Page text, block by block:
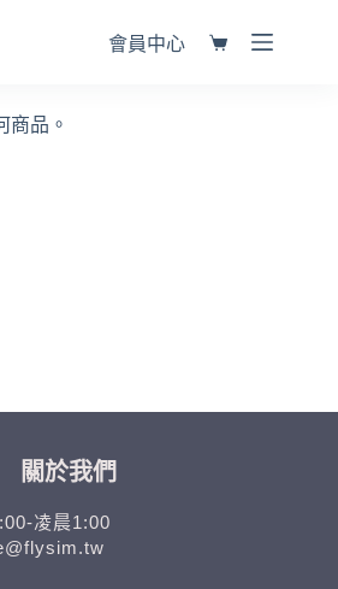
會員中心
商品。
關於我們
凌晨1:00